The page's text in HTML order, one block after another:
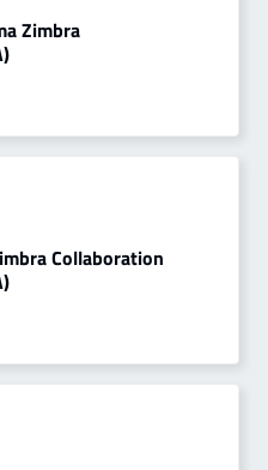
Zimbra
Collaboration